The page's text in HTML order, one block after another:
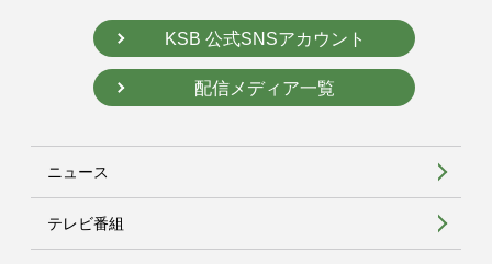
KSB 公式SNSアカウント
配信メディア一覧
ニュース
テレビ番組